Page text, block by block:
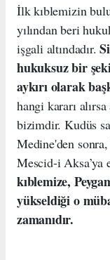
İlk kıblemizin
yılından beri
işgali altındadır.
hukuksuz bir
aykırı olarak
hangi kararı
bizimdir. Kudüs
Medine'den
Mescid-i Aksa’ya
kıblemize,
yükseldiği o
zamanıdır.